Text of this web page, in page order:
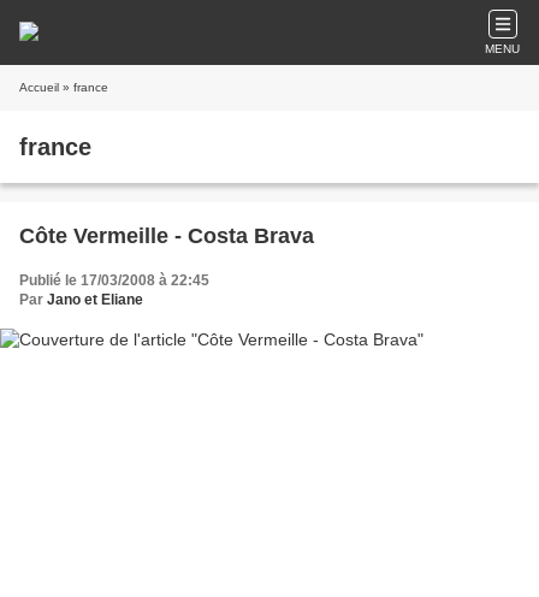
MENU
Accueil » france
france
Côte Vermeille - Costa Brava
Publié le 17/03/2008 à 22:45
Par Jano et Eliane